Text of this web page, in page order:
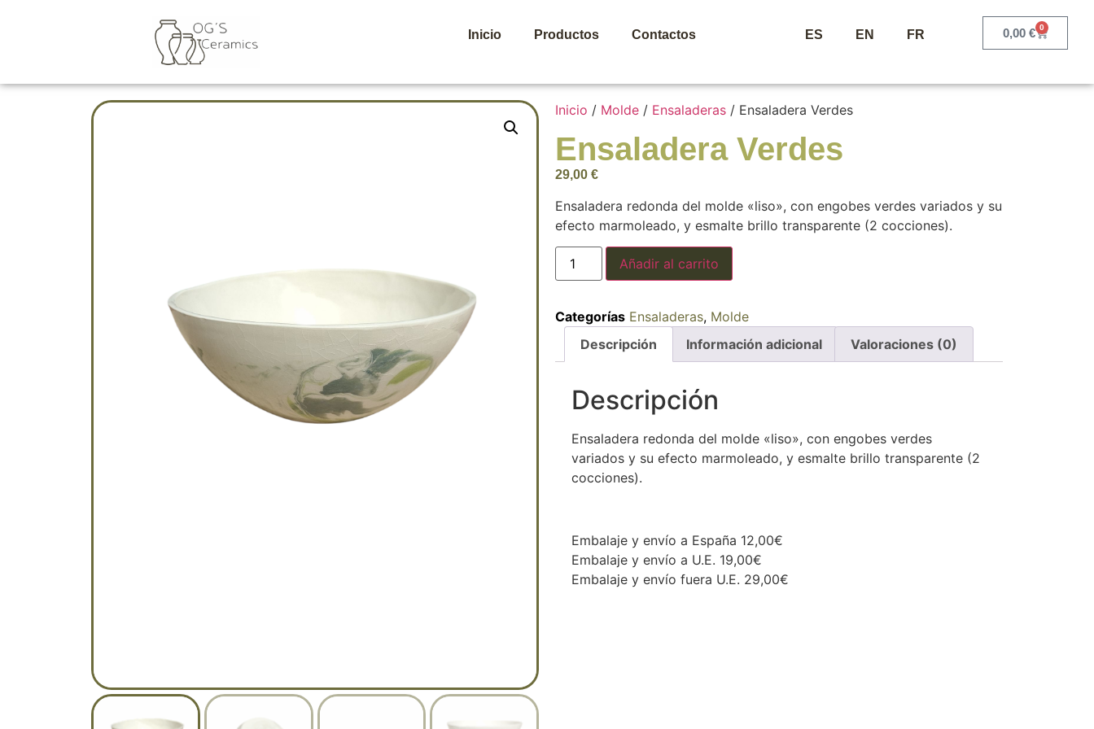
Inicio Productos Contactos ES EN FR 0,00 € 0
Inicio / Molde / Ensaladeras / Ensaladera Verdes
Ensaladera Verdes
29,00 €
Ensaladera redonda del molde «liso», con engobes verdes variados y su
efecto marmoleado, y esmalte brillo transparente (2 cocciones).
Añadir al carrito
Categorías Ensaladeras, Molde
Descripción
Información adicional Valoraciones (0)
Descripción
Ensaladera redonda del molde «liso», con engobes verdes
variados y su efecto marmoleado, y esmalte brillo transparente (2
cocciones).
Embalaje y envío a España 12,00€
Embalaje y envío a U.E. 19,00€
Embalaje y envío fuera U.E. 29,00€